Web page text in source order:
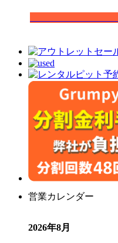
営業カレンダー
2026年8月